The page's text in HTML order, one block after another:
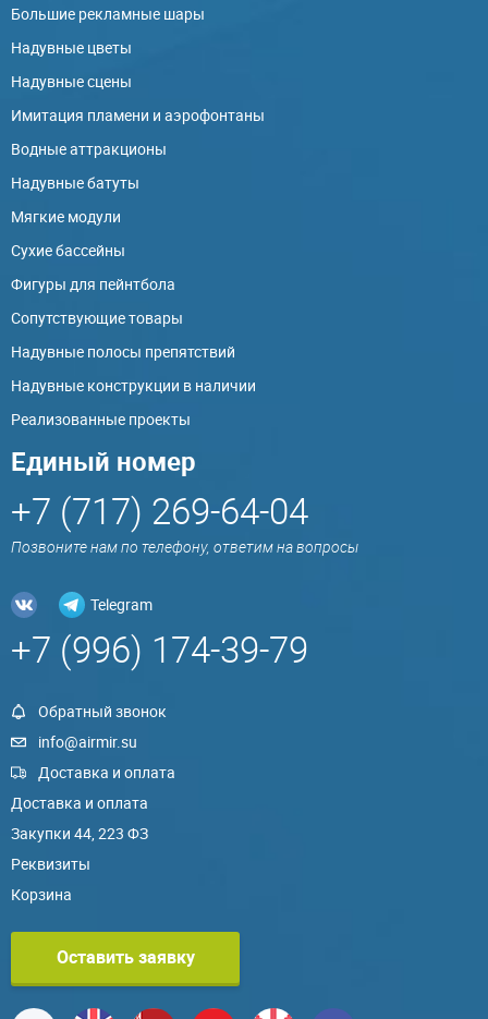
Большие рекламные шары
Надувные цветы
Надувные сцены
Имитация пламени и аэрофонтаны
Водные аттракционы
Надувные батуты
Мягкие модули
Сухие бассейны
Фигуры для пейнтбола
Сопутствующие товары
Надувные полосы препятствий
Надувные конструкции в наличии
Реализованные проекты
Единый номер
+7 (717) 269-64-04
Позвоните нам по телефону, ответим на вопросы
Telegram
+7 (996) 174-39-79
Обратный звонок
info@airmir.su
Доставка и оплата
Доставка и оплата
Закупки 44, 223 ФЗ
Реквизиты
Корзина
Оставить заявку